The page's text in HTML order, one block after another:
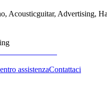
Acousticguitar, Advertising,
assistenzaContattaci